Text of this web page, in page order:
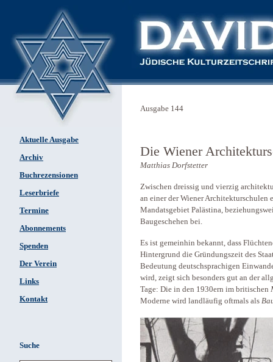
Aktuelle Ausgabe
Archiv
Buchrezensionen
Leserbriefe
Termine
Abonnements
Spenden
Der Verein
Links
Kontakt
Suche
Ausgabe 144
Die Wiener
Matthias Dorfstetter
Zwischen dreissig und vierzig
an einer der Wiener
Mandatsgebiet Palästina,
Baugeschehen bei.
Es ist gemeinhin bekannt, dass
Hintergrund die Gründungszeit des
Bedeutung deutschsprachigen
wird, zeigt sich besonders gut an der
Tage: Die in den 1930ern im britischen
Moderne wird landläufig oftmals als